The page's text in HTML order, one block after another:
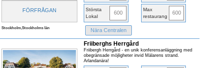
FÖRFRÅGAN
Största
Lokal
600
Max
restaurang
600
Stockholm,Stockholms län Nära Centralen
Friiberghs Herrgård
Friibergh Herrgård - en unik konferensanläggning med
obegränsade möjligheter invid Mälarens strand.
Arlandanära!